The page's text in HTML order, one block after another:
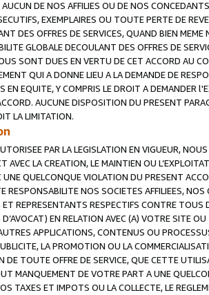
DE NOS AFFILIES OU DE NOS
EXEMPLAIRES OU TOUTE PERTE DE
DES OFFRES DE SERVICES, QUAND BIEN
GLOBALE DECOULANT DES OFFRES DE
SONT DUES EN VERTU DE CET ACCORD AU
QUI A DONNE LIEU A LA DEMANDE DE
EN EQUITE, Y COMPRIS LE DROIT A DEMANDER
AUCUNE DISPOSITION DU PRESENT
LA LIMITATION.
PAR LA LEGISLATION EN VIGUEUR,
AVEC LA CREATION, LE MAINTIEN OU
UNE QUELCONQUE VIOLATION DU PRESENT
RESPONSABILITE NOS SOCIETES AFFILIEES,
REPRESENTANTS RESPECTIFS CONTRE
D’AVOCAT) EN RELATION AVEC (A) VOTRE SITE
APPLICATIONS, CONTENUS OU
LA PROMOTION OU LA
DE TOUTE OFFRE DE SERVICE, QUE CETTE
MANQUEMENT DE VOTRE PART A UNE
TAXES ET IMPOTS OU LA COLLECTE, LE